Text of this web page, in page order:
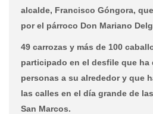
alcalde, Francisco Góngora,
por el párroco Don Mariano
49 carrozas y más de 100
participado en el desfile que ha
personas a su alrededor y que
las calles en el día grande de
San Marcos.